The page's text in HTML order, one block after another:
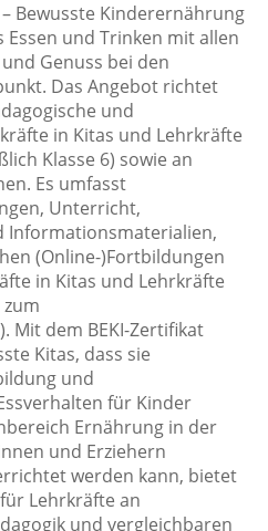
Bewusste Kinderernährung
und Trinken mit allen
Genuss bei den
Das Angebot richtet
und
in Kitas und Lehrkräfte
Klasse 6) sowie an
Es umfasst
Unterricht,
Informationsmaterialien,
(Online-)Fortbildungen
in Kitas und Lehrkräfte
Mit dem BEKI-Zertifikat
Kitas, dass sie
und
für Kinder
Ernährung in der
und Erziehern
werden kann, bietet
Lehrkräfte an
und vergleichbaren